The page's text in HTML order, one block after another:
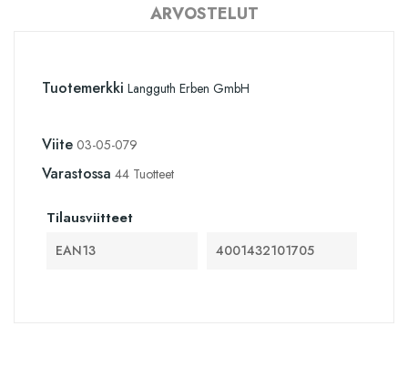
ARVOSTELUT
Tuotemerkki Langguth Erben GmbH
Viite 03-05-079
Varastossa 44 Tuotteet
Tilausviitteet
EAN13 4001432101705